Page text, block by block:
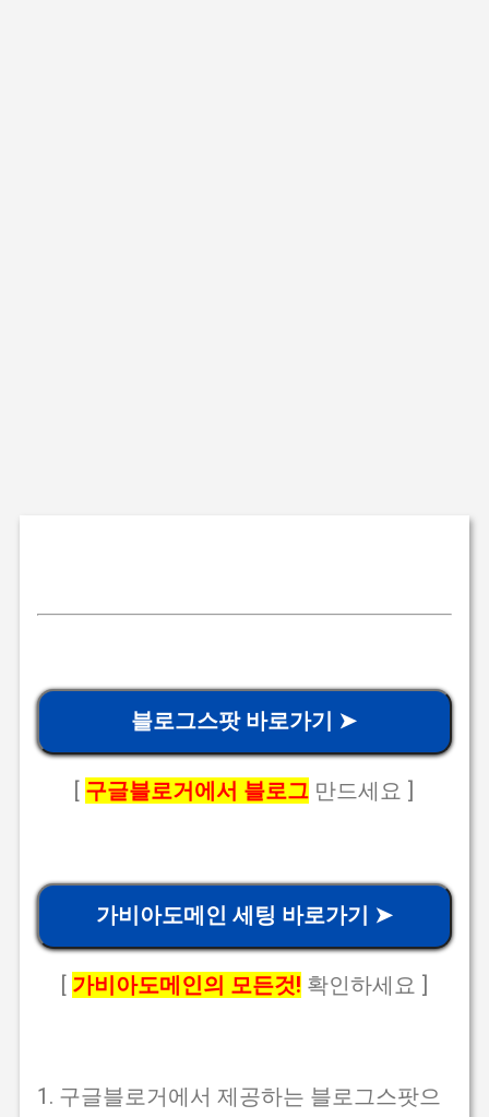
블로그스팟 바로가기 ➤
[ 구글블로거에서 블로그 만드세요 ]
가비아도메인 세팅 바로가기 ➤
[ 가비아도메인의 모든것! 확인하세요 ]
1. 구글블로거에서 제공하는 블로그스팟으